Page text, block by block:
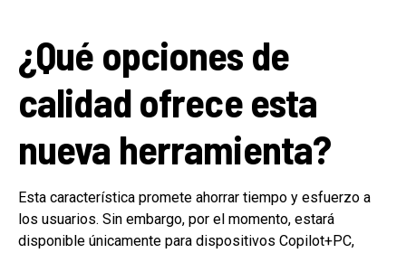
¿Qué opciones de
calidad ofrece esta
nueva herramienta?
Esta característica promete ahorrar tiempo y esfuerzo a
los usuarios. Sin embargo, por el momento, estará
disponible únicamente para dispositivos Copilot+PC,